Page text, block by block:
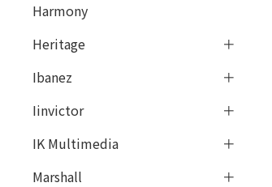
Harmony
Heritage
Ibanez
Iinvictor
IK Multimedia
Marshall